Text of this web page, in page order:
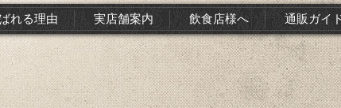
れる理由 実店舗案内 飲食店様へ 通販ガイ